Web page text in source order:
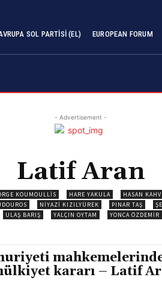
SOL PARTISI (EL) EUROPEAN FORUM
- Advertisement -
Latif Aran
KOUMOULLIS HARE YAKULA HASAN
NIYAZI KIZILYÜREK PINAR TAŞ
ULAŞ BARIŞ YALÇIN OYTAM YONCA ÖZDEMIR
kararı – Latif